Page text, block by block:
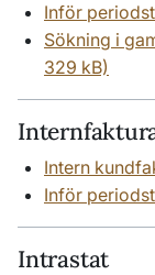
Inför
Sökning i
329 kB)
Intern
Inför
Intrastat